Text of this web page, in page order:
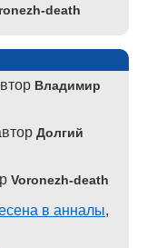
death
Владимир
Долгий
Voronezh-death
в анналы,